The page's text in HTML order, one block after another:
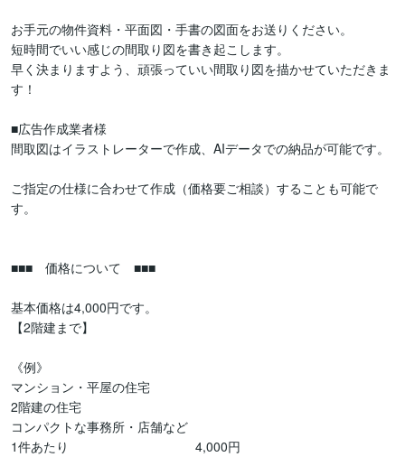
お手元の物件資料・平面図・手書の図面をお送りください。
短時間でいい感じの間取り図を書き起こします。
早く決まりますよう、頑張っていい間取り図を描かせていただきま
す！
■広告作成業者様
間取図はイラストレーターで作成、AIデータでの納品が可能です。
ご指定の仕様に合わせて作成（価格要ご相談）することも可能で
す。
■■■　価格について　■■■
基本価格は4,000円です。
【2階建まで】
《例》
マンション・平屋の住宅
2階建の住宅
コンパクトな事務所・店舗など
1件あたり　　　　　　　　　　4,000円